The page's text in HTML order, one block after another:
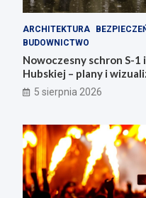
ARCHITEKTURA
BUDOWNICTWO
Nowoczesny schron S-1
Hubskiej – plany i
5 sierpnia 2026